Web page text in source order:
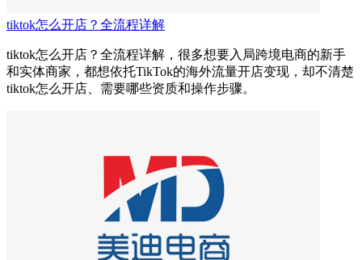
tiktok怎么开店？全流程详解
tiktok怎么开店？全流程详解，很多想要入局跨境电商的新手
和实体商家，都想依托TikTok的海外流量开店变现，却不清楚
tiktok怎么开店、需要哪些资质和操作步骤。